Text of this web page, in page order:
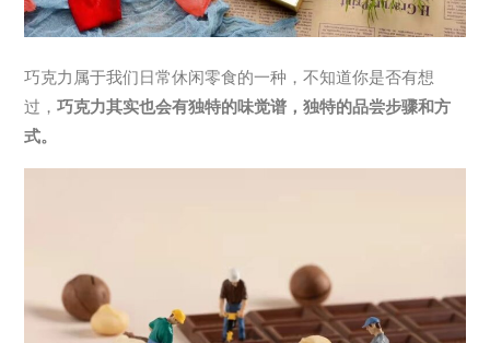
巧克力属于我们日常休闲零食的一种，不知道你是否有想
过，巧克力其实也会有独特的味觉谱，独特的品尝步骤和方
式。